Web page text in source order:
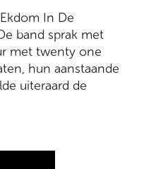
In De
band sprak met
met twenty one
hun aanstaande
uiteraard de